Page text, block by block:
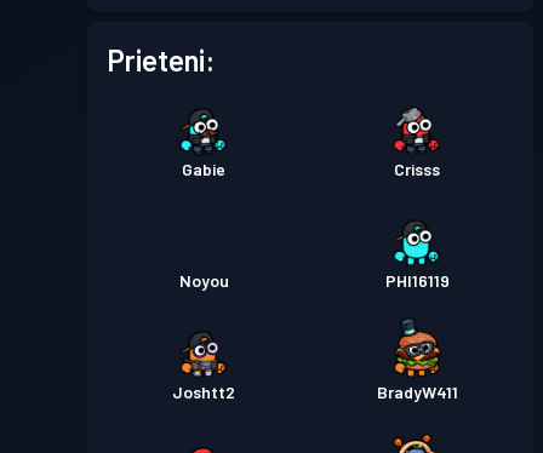
Prieteni:
Gabie Crisss
Noyou PHI16119
Joshtt2 BradyW411